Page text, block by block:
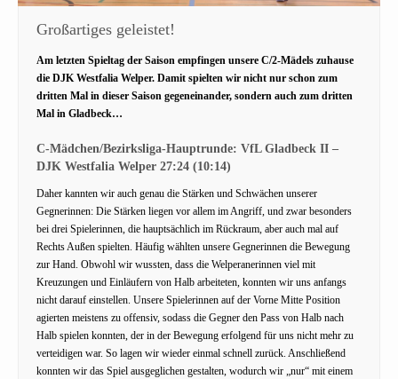
Großartiges geleistet!
Am letzten Spieltag der Saison empfingen unsere C/2-Mädels zuhause
die DJK Westfalia Welper. Damit spielten wir nicht nur schon zum
dritten Mal in dieser Saison gegeneinander, sondern auch zum dritten
Mal in Gladbeck…
C-Mädchen/Bezirksliga-Hauptrunde: VfL Gladbeck II –
DJK Westfalia Welper 27:24 (10:14)
Daher kannten wir auch genau die Stärken und Schwächen unserer
Gegnerinnen: Die Stärken liegen vor allem im Angriff, und zwar besonders
bei drei Spielerinnen, die hauptsächlich im Rückraum, aber auch mal auf
Rechts Außen spielten. Häufig wählten unsere Gegnerinnen die Bewegung
zur Hand. Obwohl wir wussten, dass die Welperanerinnen viel mit
Kreuzungen und Einläufern von Halb arbeiteten, konnten wir uns anfangs
nicht darauf einstellen. Unsere Spielerinnen auf der Vorne Mitte Position
agierten meistens zu offensiv, sodass die Gegner den Pass von Halb nach
Halb spielen konnten, der in der Bewegung erfolgend für uns nicht mehr zu
verteidigen war. So lagen wir wieder einmal schnell zurück. Anschließend
konnten wir das Spiel ausgeglichen gestalten, wodurch wir „nur“ mit einem